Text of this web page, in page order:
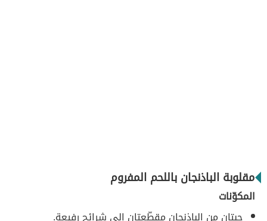
مقلوبة الباذنجان باللحم المفروم
المكوّنات
حبتان من الباذنجان مقطّعتان إلى شرائح رفيعة.